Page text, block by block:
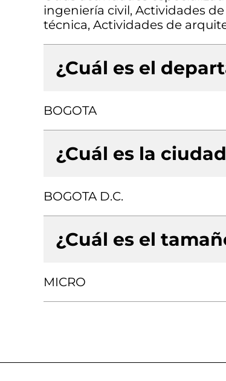
ingeniería civil, Actividades
técnica, Actividades de
¿Cuál es el
BOGOTA
¿Cuál es la
BOGOTA D.C.
¿Cuál es el
MICRO